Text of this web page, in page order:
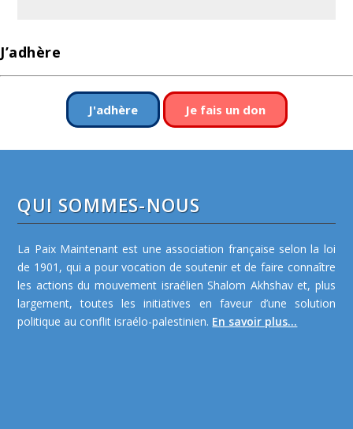
J’adhère
J'adhère Je fais un don
QUI SOMMES-NOUS
La Paix Maintenant est une association française selon la loi
de 1901, qui a pour vocation de soutenir et de faire connaître
les actions du mouvement israélien Shalom Akhshav et, plus
largement, toutes les initiatives en faveur d’une solution
politique au conflit israélo-palestinien. En savoir plus...